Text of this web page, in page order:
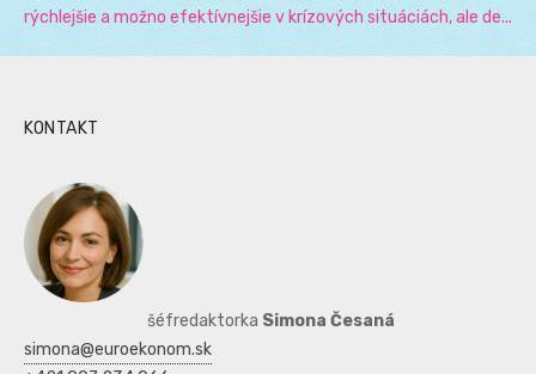
rýchlejšie a možno efektívnejšie v krízových situáciách, ale de...
KONTAKT
šéfredaktorka Simona Česaná
simona@euroekonom.sk